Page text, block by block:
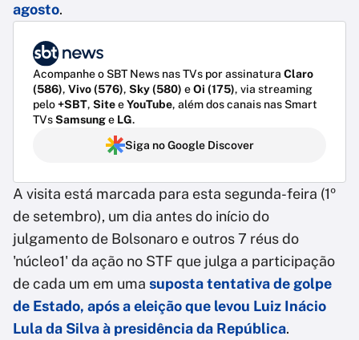
agosto.
Acompanhe o SBT News nas TVs por assinatura Claro
(586), Vivo (576), Sky (580) eOi (175), via streaming
pelo+SBT, SiteeYouTube, além dos canais nas Smart
TVsSamsunge LG.
Siga no Google Discover
A visita está marcada para esta segunda-feira (1º
de setembro), um dia antes do início do
julgamento de Bolsonaro e outros 7 réus do
'núcleo1' da ação no STF que julga a participação
de cada um em uma suposta tentativa de golpe
de Estado, após a eleição que levou Luiz Inácio
Lula da Silva à presidência da República.